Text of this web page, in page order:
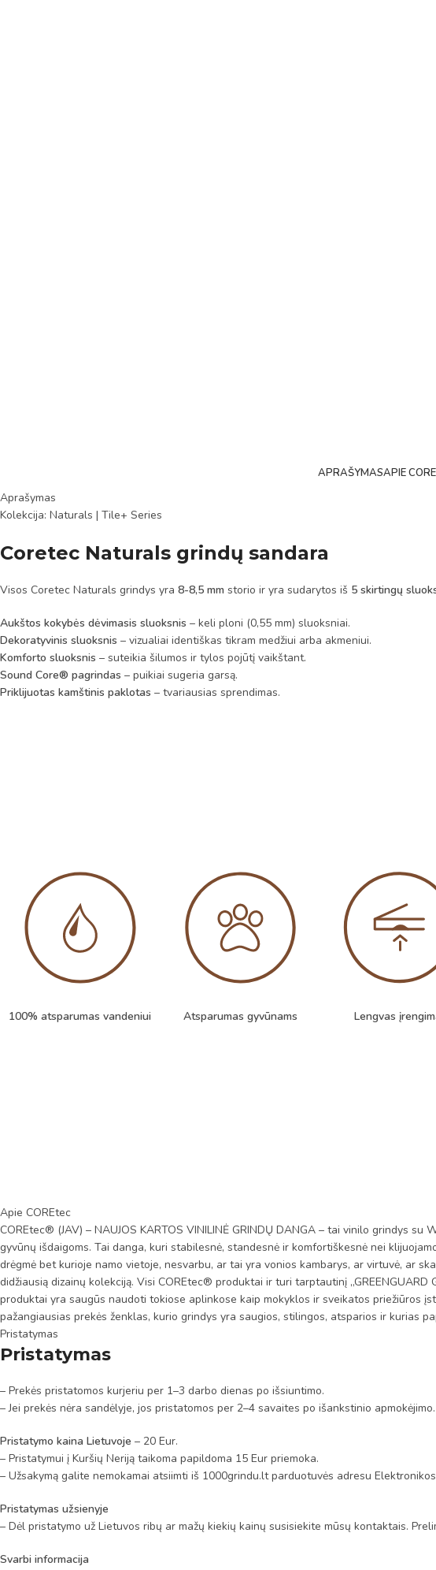
APRAŠYMASAPIE
Aprašymas
Kolekcija: Naturals | Tile+ Series
Coretec Naturals grindų sandara
Visos Coretec Naturals grindys yra 8-8,5 mm storio ir yra sudarytos iš 5 skirtingų
Aukštos kokybės dėvimasis sluoksnis – keli ploni (0,55 mm) sluoksniai.
Dekoratyvinis sluoksnis – vizualiai identiškas tikram medžiui arba akmeniui.
Komforto sluoksnis – suteikia šilumos ir tylos pojūtį vaikštant.
Sound Core® pagrindas – puikiai sugeria garsą.
Priklijuotas kamštinis paklotas – tvariausias sprendimas.
100% atsparumas vandeniui Atsparumas gyvūnams Lengvas
Apie COREtec
COREtec® (JAV) – NAUJOS KARTOS VINILINĖ GRINDŲ DANGA – tai vinilo grindys
gyvūnų išdaigoms. Tai danga, kuri stabilesnė, standesnė ir komfortiškesnė nei
drėgmė bet kurioje namo vietoje, nesvarbu, ar tai yra vonios kambarys, ar virtuvė, ar
didžiausią dizainų kolekciją. Visi COREtec® produktai ir turi tarptautinį
produktai yra saugūs naudoti tokiose aplinkose kaip mokyklos ir sveikatos priežiūros
pažangiausias prekės ženklas, kurio grindys yra saugios, stilingos, atsparios ir kurias
Pristatymas
Pristatymas
– Prekės pristatomos kurjeriu per 1–3 darbo dienas po išsiuntimo.
– Jei prekės nėra sandėlyje, jos pristatomos per 2–4 savaites po išankstinio apmokėjimo.
Pristatymo kaina Lietuvoje – 20 Eur.
– Pristatymui į Kuršių Neriją taikoma papildoma 15 Eur priemoka.
– Užsakymą galite nemokamai atsiimti iš 1000grindu.lt parduotuvės adresu
Pristatymas užsienyje
– Dėl pristatymo už Lietuvos ribų ar mažų kiekių kainų susisiekite mūsų kontaktais.
Svarbi informacija